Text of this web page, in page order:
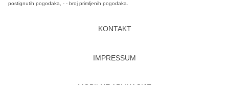
postignutih pogodaka, - - broj primljenih pogodaka.
KONTAKT
IMPRESSUM